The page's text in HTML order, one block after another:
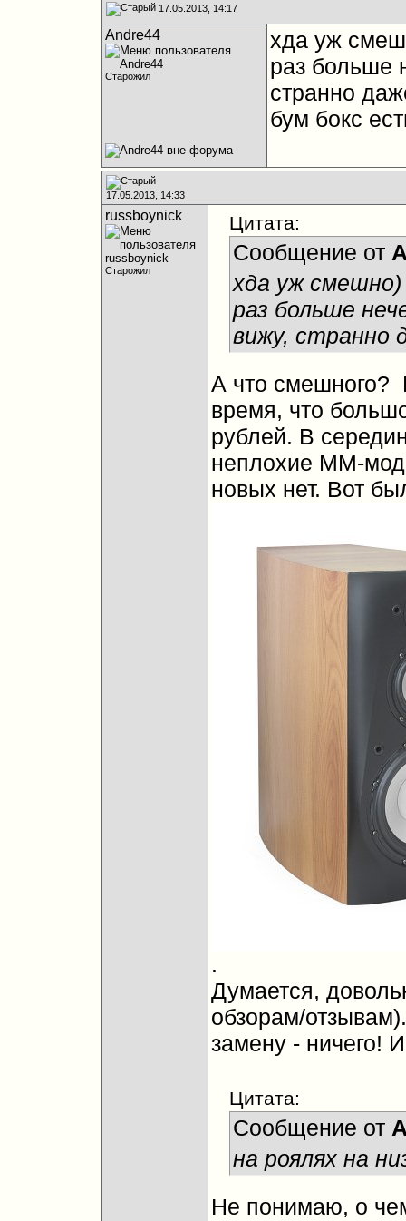
17.05.2013, 14:17
Andre44
Старожил
хда уж
раз больше
странно
бум бокс
17.05.2013, 14:33
russboynick
Старожил
Цитата:
Сообщение от
хда уж смешно)
раз больше
вижу, странно
А что смешного?
время, что
рублей. В
неплохие ММ-
новых нет. Вот
.
Думается,
обзорам/
замену - ничего!
Цитата:
Сообщение от
на роялях на
Не понимаю, о